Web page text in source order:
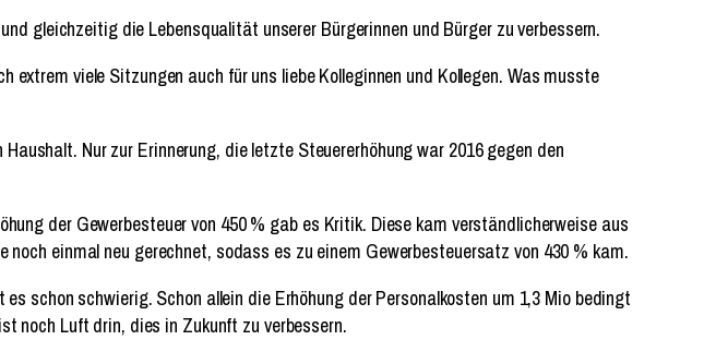
gleichzeitig die Lebensqualität unserer Bürgerinnen und Bürger zu verbessern.
viele Sitzungen auch für uns liebe Kolleginnen und Kollegen. Was musste
Nur zur Erinnerung, die letzte Steuererhöhung war 2016 gegen den
der Gewerbesteuer von 450 % gab es Kritik. Diese kam verständlicherweise aus
einmal neu gerechnet, sodass es zu einem Gewerbesteuersatz von 430 % kam.
schon schwierig. Schon allein die Erhöhung der Personalkosten um 1,3 Mio bedingt
noch Luft drin, dies in Zukunft zu verbessern.